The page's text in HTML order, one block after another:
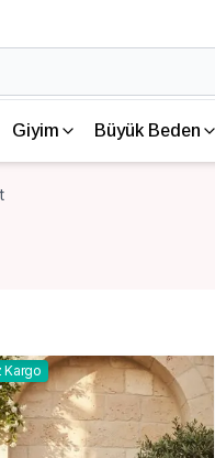
Giyim Büyük Beden
Kargo